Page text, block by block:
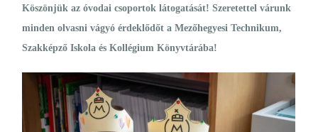
Köszönjük az óvodai csoportok látogatását! Szeretettel várunk
minden olvasni vágyó érdeklődőt a Mezőhegyesi Technikum,
Szakképző Iskola és Kollégium Könyvtárába!